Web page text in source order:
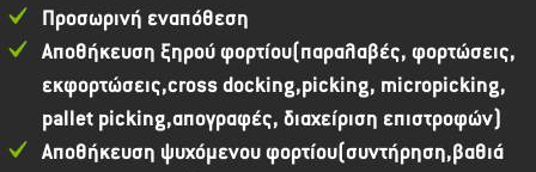
Προσωρινή εναπόθεση
Αποθήκευση ξηρού φορτίου(παραλαβές, φορτώσεις,
εκφορτώσεις,cross docking,picking, micropicking,
pallet picking,απογραφές, διαχείριση επιστροφών)
Αποθήκευση ψυχόμενου φορτίου(συντήρηση,βαθιά